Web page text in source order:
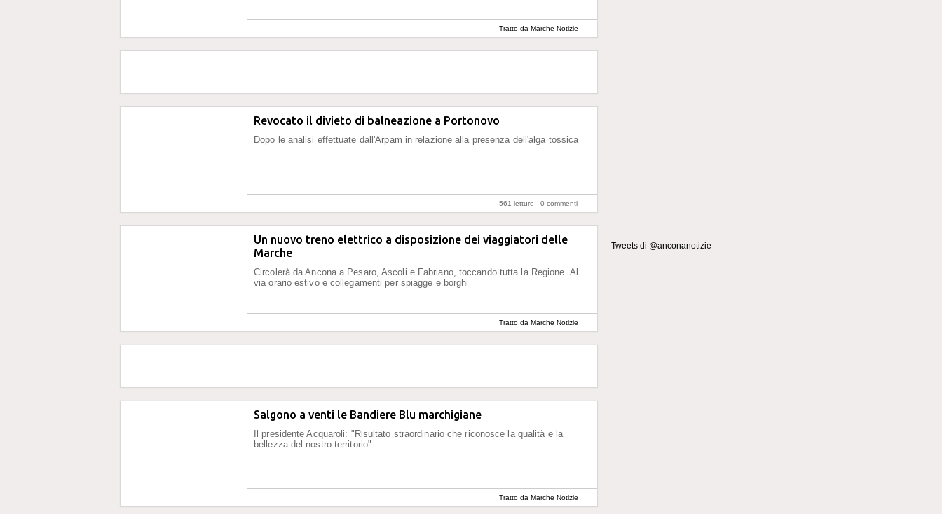
Tratto da Marche Notizie
Revocato il divieto di balneazione a Portonovo
Dopo le analisi effettuate dall'Arpam in relazione alla presenza dell'alga tossica
561 letture - 0 commenti
Un nuovo treno elettrico a disposizione dei viaggiatori delle
Marche
Circolerà da Ancona a Pesaro, Ascoli e Fabriano, toccando tutta la Regione. Al
via orario estivo e collegamenti per spiagge e borghi
Tratto da Marche Notizie
Salgono a venti le Bandiere Blu marchigiane
Il presidente Acquaroli: "Risultato straordinario che riconosce la qualità e la
bellezza del nostro territorio"
Tratto da Marche Notizie
Tweets di @anconanotizie